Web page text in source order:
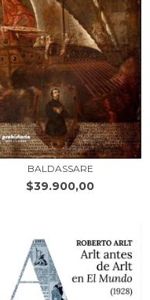
BALDASSARE
$39.900,00